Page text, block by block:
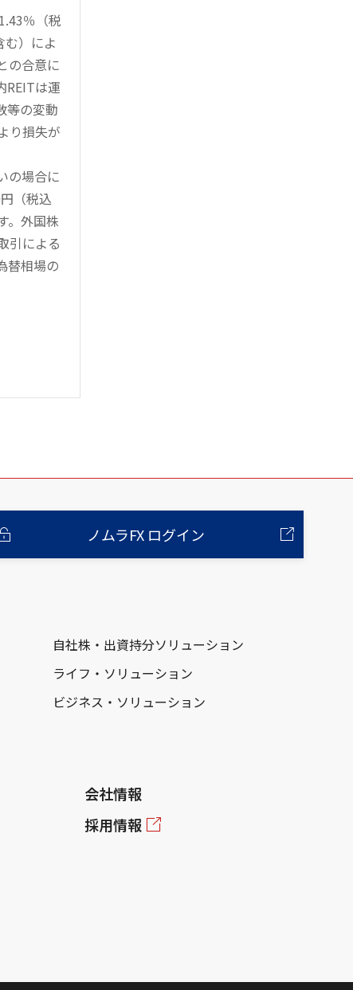
％（税
）によ
の合意に
REITは運
等の変動
り損失が
の場合に
（税込
。外国株
引による
替相場の
ノムラFX ログイン
自社株・出資持分ソリューション
ライフ・ソリューション
ビジネス・ソリューション
会社情報
採用情報